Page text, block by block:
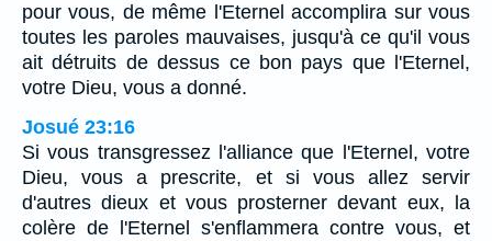
pour vous, de même l'Eternel accomplira sur vous
toutes les paroles mauvaises, jusqu'à ce qu'il vous
ait détruits de dessus ce bon pays que l'Eternel,
votre Dieu, vous a donné.
Josué 23:16
Si vous transgressez l'alliance que l'Eternel, votre
Dieu, vous a prescrite, et si vous allez servir
d'autres dieux et vous prosterner devant eux, la
colère de l'Eternel s'enflammera contre vous, et